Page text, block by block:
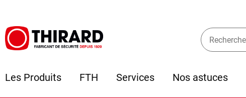
Les Produits FTH Services Nos astuces